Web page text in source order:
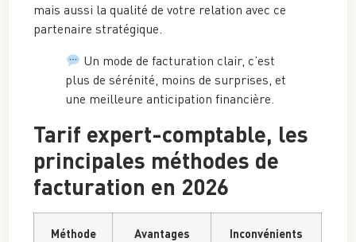
mais aussi la qualité de votre relation avec ce
partenaire stratégique.
Un mode de facturation clair, c’est
plus de sérénité, moins de surprises, et
une meilleure anticipation financière.
Tarif expert-comptable, les
principales méthodes de
facturation en 2026
Méthode Avantages Inconvénients